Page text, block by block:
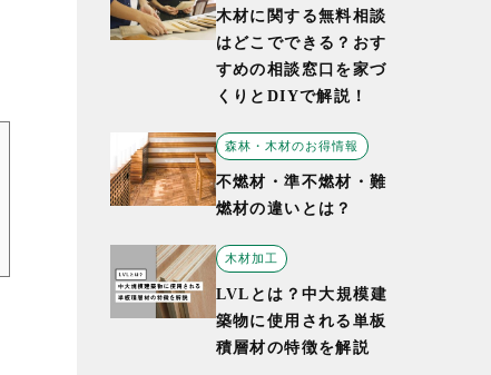
木材に関する無料相談
はどこでできる？おす
すめの相談窓口を家づ
くりとDIYで解説！
森林・木材のお得情報
不燃材・準不燃材・難
燃材の違いとは？
木材加工
LVLとは？中大規模建
築物に使用される単板
積層材の特徴を解説